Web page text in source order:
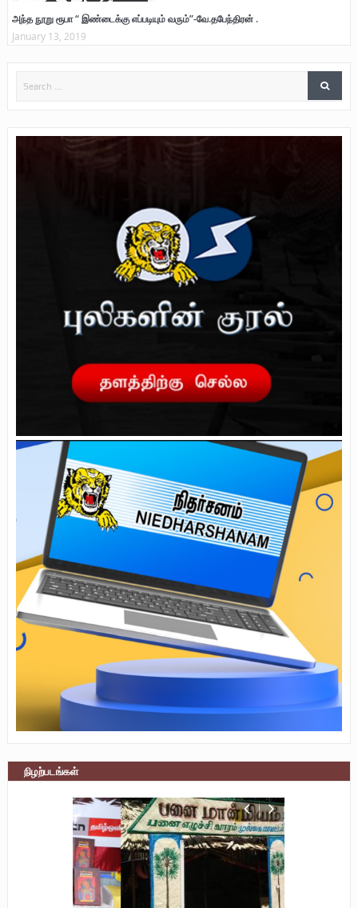
அந்த நூறு ரூபா “ இண்டைக்கு எப்படியும் வரும்”-வே.தபேந்திரன் .
January 13, 2019
நிழற்படங்கள்